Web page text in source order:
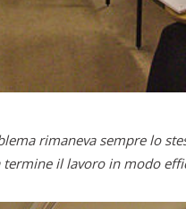
rimaneva sempre lo
il lavoro in modo